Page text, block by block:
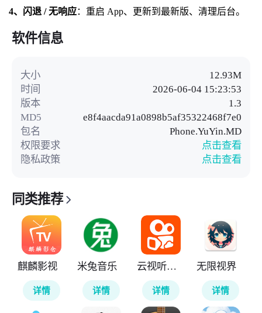
4、闪退 / 无响应：重启 App、更新到最新版、清理后台。
软件信息
大小
12.93M
时间
2026-06-04 15:23:53
版本
1.3
MD5
e8f4aacda91a0898b5af35322468f7e0
包名
Phone.YuYin.MD
权限要求
点击查看
隐私政策
点击查看
同类推荐
麒麟影视
详情
米兔音乐
详情
云视听快TV
详情
无限视界
详情